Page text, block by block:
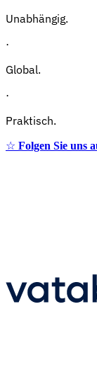
Unabhängig.
·
Global.
·
Praktisch.
☆ Folgen Sie uns